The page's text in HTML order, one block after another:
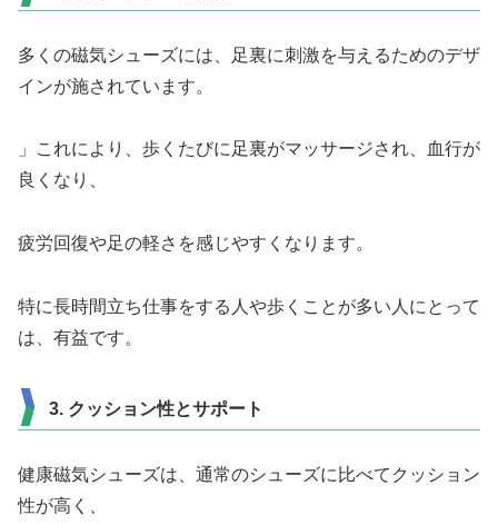
多くの磁気シューズには、足裏に刺激を与えるためのデザ
インが施されています。
」これにより、歩くたびに足裏がマッサージされ、血行が
良くなり、
疲労回復や足の軽さを感じやすくなります。
特に長時間立ち仕事をする人や歩くことが多い人にとって
は、有益です。
3. クッション性とサポート
健康磁気シューズは、通常のシューズに比べてクッション
性が高く、